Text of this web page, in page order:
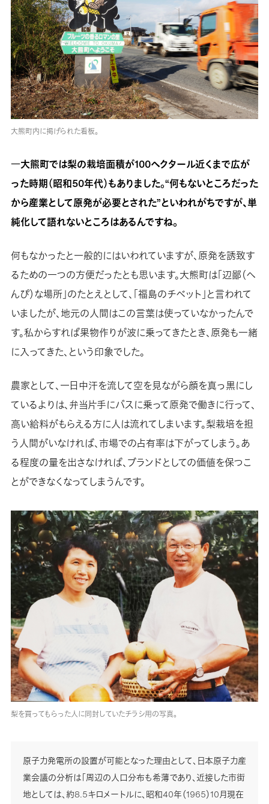
大熊町内に掲げられた看板。
―大熊町では梨の栽培面積が100ヘクタール近くまで広が
った時期（昭和50年代）もありました。“何もないところだった
から産業として原発が必要とされた”といわれがちですが、単
純化して語れないところはあるんですね。
何もなかったと一般的にはいわれていますが、原発を誘致す
るための一つの方便だったとも思います。大熊町は「辺鄙（へ
んぴ）な場所」のたとえとして、「福島のチベット」と言われて
いましたが、地元の人間はこの言葉は使っていなかったんで
す。私からすれば果物作りが波に乗ってきたとき、原発も一緒
に入ってきた、という印象でした。
農家として、一日中汗を流して空を見ながら顔を真っ黒にし
ているよりは、弁当片手にバスに乗って原発で働きに行って、
高い給料がもらえる方に人は流れてしまいます。梨栽培を担
う人間がいなければ、市場での占有率は下がってしまう。あ
る程度の量を出さなければ、ブランドとしての価値を保つこ
とができなくなってしまうんです。
梨を買ってもらった人に同封していたチラシ用の写真。
原子力発電所の設置が可能となった理由として、日本原子力産
業会議の分析は「周辺の人口分布も希薄であり、近接した市街
地としては、約8.5キロメートルに、昭和40年（1965）10月現在